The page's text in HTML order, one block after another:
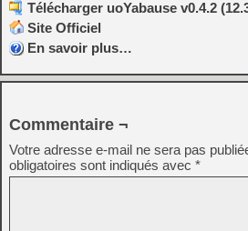
Télécharger uoYabause v0.4.2
Site Officiel
En savoir plus…
Commentaire ¬
Votre adresse e-mail ne sera pas
obligatoires sont indiqués avec *